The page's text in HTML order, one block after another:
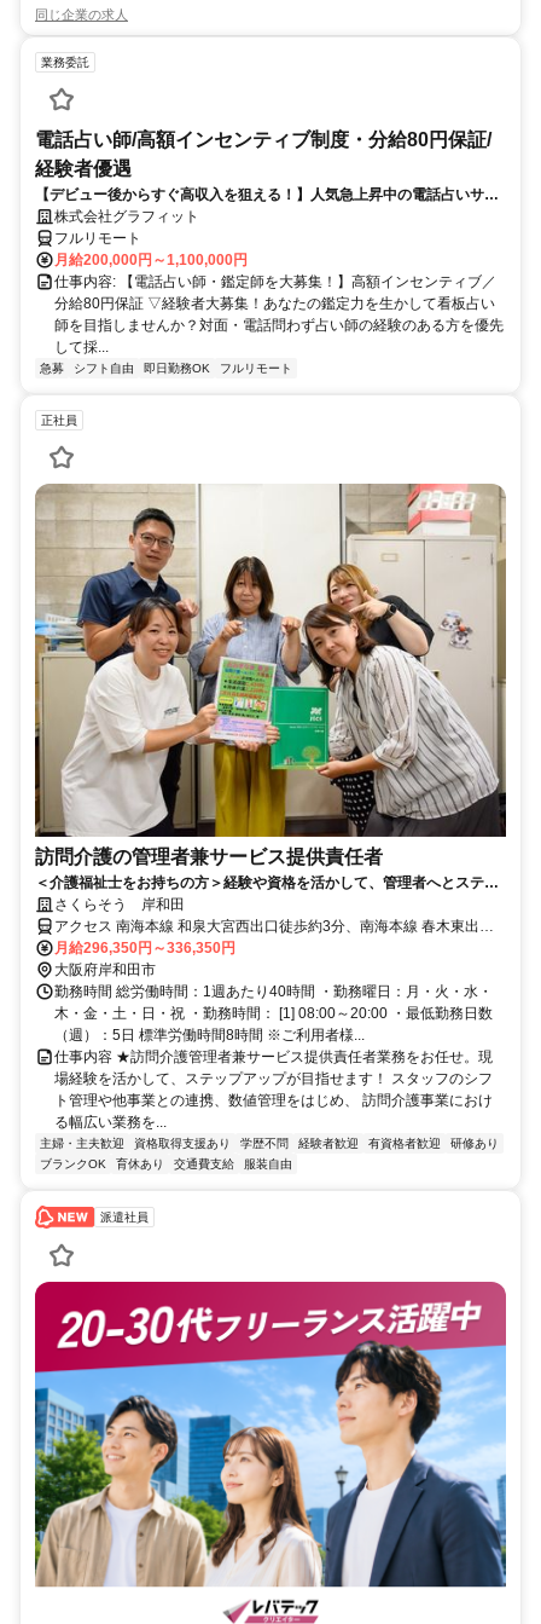
同じ企業の求人
業務委託
電話占い師/高額インセンティブ制度・分給80円保証/
経験者優遇
【デビュー後からすぐ高収入を狙える！】人気急上昇中の電話占いサイ
トで占いのお仕事
株式会社グラフィット
フルリモート
月給200,000円～1,100,000円
仕事内容: 【電話占い師・鑑定師を大募集！】高額インセンティブ／
分給80円保証 ▽経験者大募集！あなたの鑑定力を生かして看板占い
師を目指しませんか？対面・電話問わず占い師の経験のある方を優先
して採...
急募 シフト自由 即日勤務OK フルリモート
正社員
訪問介護の管理者兼サービス提供責任者
＜介護福祉士をお持ちの方＞経験や資格を活かして、管理者へとステッ
プアップ！ご利用者様に寄り添った介護が実現できる環境です。
さくらそう 岸和田
アクセス 南海本線 和泉大宮西出口徒歩約3分、南海本線 春木東出口
徒歩約14分、南海本線 岸和田中央出口(西)徒歩約16分
月給296,350円～336,350円
大阪府岸和田市
勤務時間 総労働時間：1週あたり40時間 ・勤務曜日：月・火・水・
木・金・土・日・祝 ・勤務時間： [1] 08:00～20:00 ・最低勤務日数
（週）：5日 標準労働時間8時間 ※ご利用者様...
仕事内容 ★訪問介護管理者兼サービス提供責任者業務をお任せ。現
場経験を活かして、ステップアップが目指せます！ スタッフのシフ
ト管理や他事業との連携、数値管理をはじめ、 訪問介護事業におけ
る幅広い業務を...
主婦・主夫歓迎 資格取得支援あり 学歴不問 経験者歓迎 有資格者歓迎
研修あり
ブランクOK
育休あり 交通費支給 服装自由
派遣社員